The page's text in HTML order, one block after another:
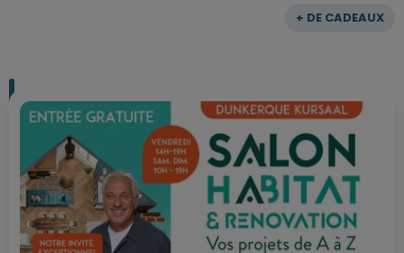
+ DE CADEAUX